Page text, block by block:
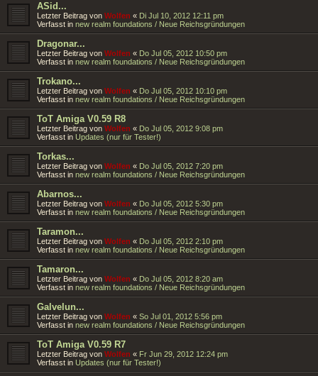
ASid...
Letzter Beitrag von Wolfen « Di Jul 10, 2012 12:11 pm
Verfasst in new realm foundations / Neue Reichsgründungen
Dragonar...
Letzter Beitrag von Wolfen « Do Jul 05, 2012 10:50 pm
Verfasst in new realm foundations / Neue Reichsgründungen
Trokano...
Letzter Beitrag von Wolfen « Do Jul 05, 2012 10:10 pm
Verfasst in new realm foundations / Neue Reichsgründungen
ToT Amiga V0.59 R8
Letzter Beitrag von Wolfen « Do Jul 05, 2012 9:08 pm
Verfasst in Updates (nur für Tester!)
Torkas...
Letzter Beitrag von Wolfen « Do Jul 05, 2012 7:20 pm
Verfasst in new realm foundations / Neue Reichsgründungen
Abarnos...
Letzter Beitrag von Wolfen « Do Jul 05, 2012 5:30 pm
Verfasst in new realm foundations / Neue Reichsgründungen
Taramon...
Letzter Beitrag von Wolfen « Do Jul 05, 2012 2:10 pm
Verfasst in new realm foundations / Neue Reichsgründungen
Tamaron...
Letzter Beitrag von Wolfen « Do Jul 05, 2012 8:20 am
Verfasst in new realm foundations / Neue Reichsgründungen
Galvelun...
Letzter Beitrag von Wolfen « So Jul 01, 2012 5:56 pm
Verfasst in new realm foundations / Neue Reichsgründungen
ToT Amiga V0.59 R7
Letzter Beitrag von Wolfen « Fr Jun 29, 2012 12:24 pm
Verfasst in Updates (nur für Tester!)